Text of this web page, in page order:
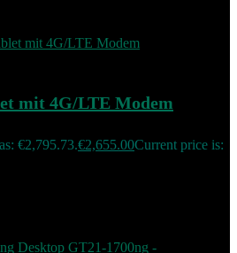
mit 4G/LTE Modem
€2,795.73.€2,655.00Current price is: